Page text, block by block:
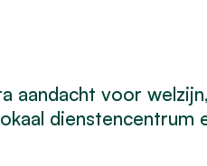
aandacht voor
dienstencentrum